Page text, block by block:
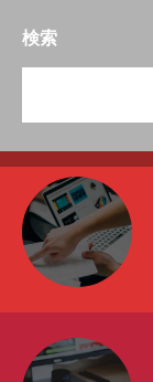
検索